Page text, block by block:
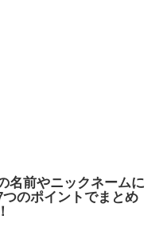
名前やニックネームに
つのポイントでまとめ